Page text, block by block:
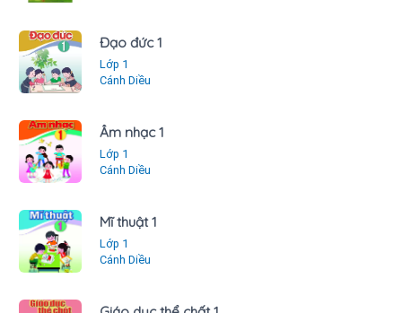
Đạo đức 1
Lớp 1
Cánh Diều
Âm nhạc 1
Lớp 1
Cánh Diều
Mĩ thuật 1
Lớp 1
Cánh Diều